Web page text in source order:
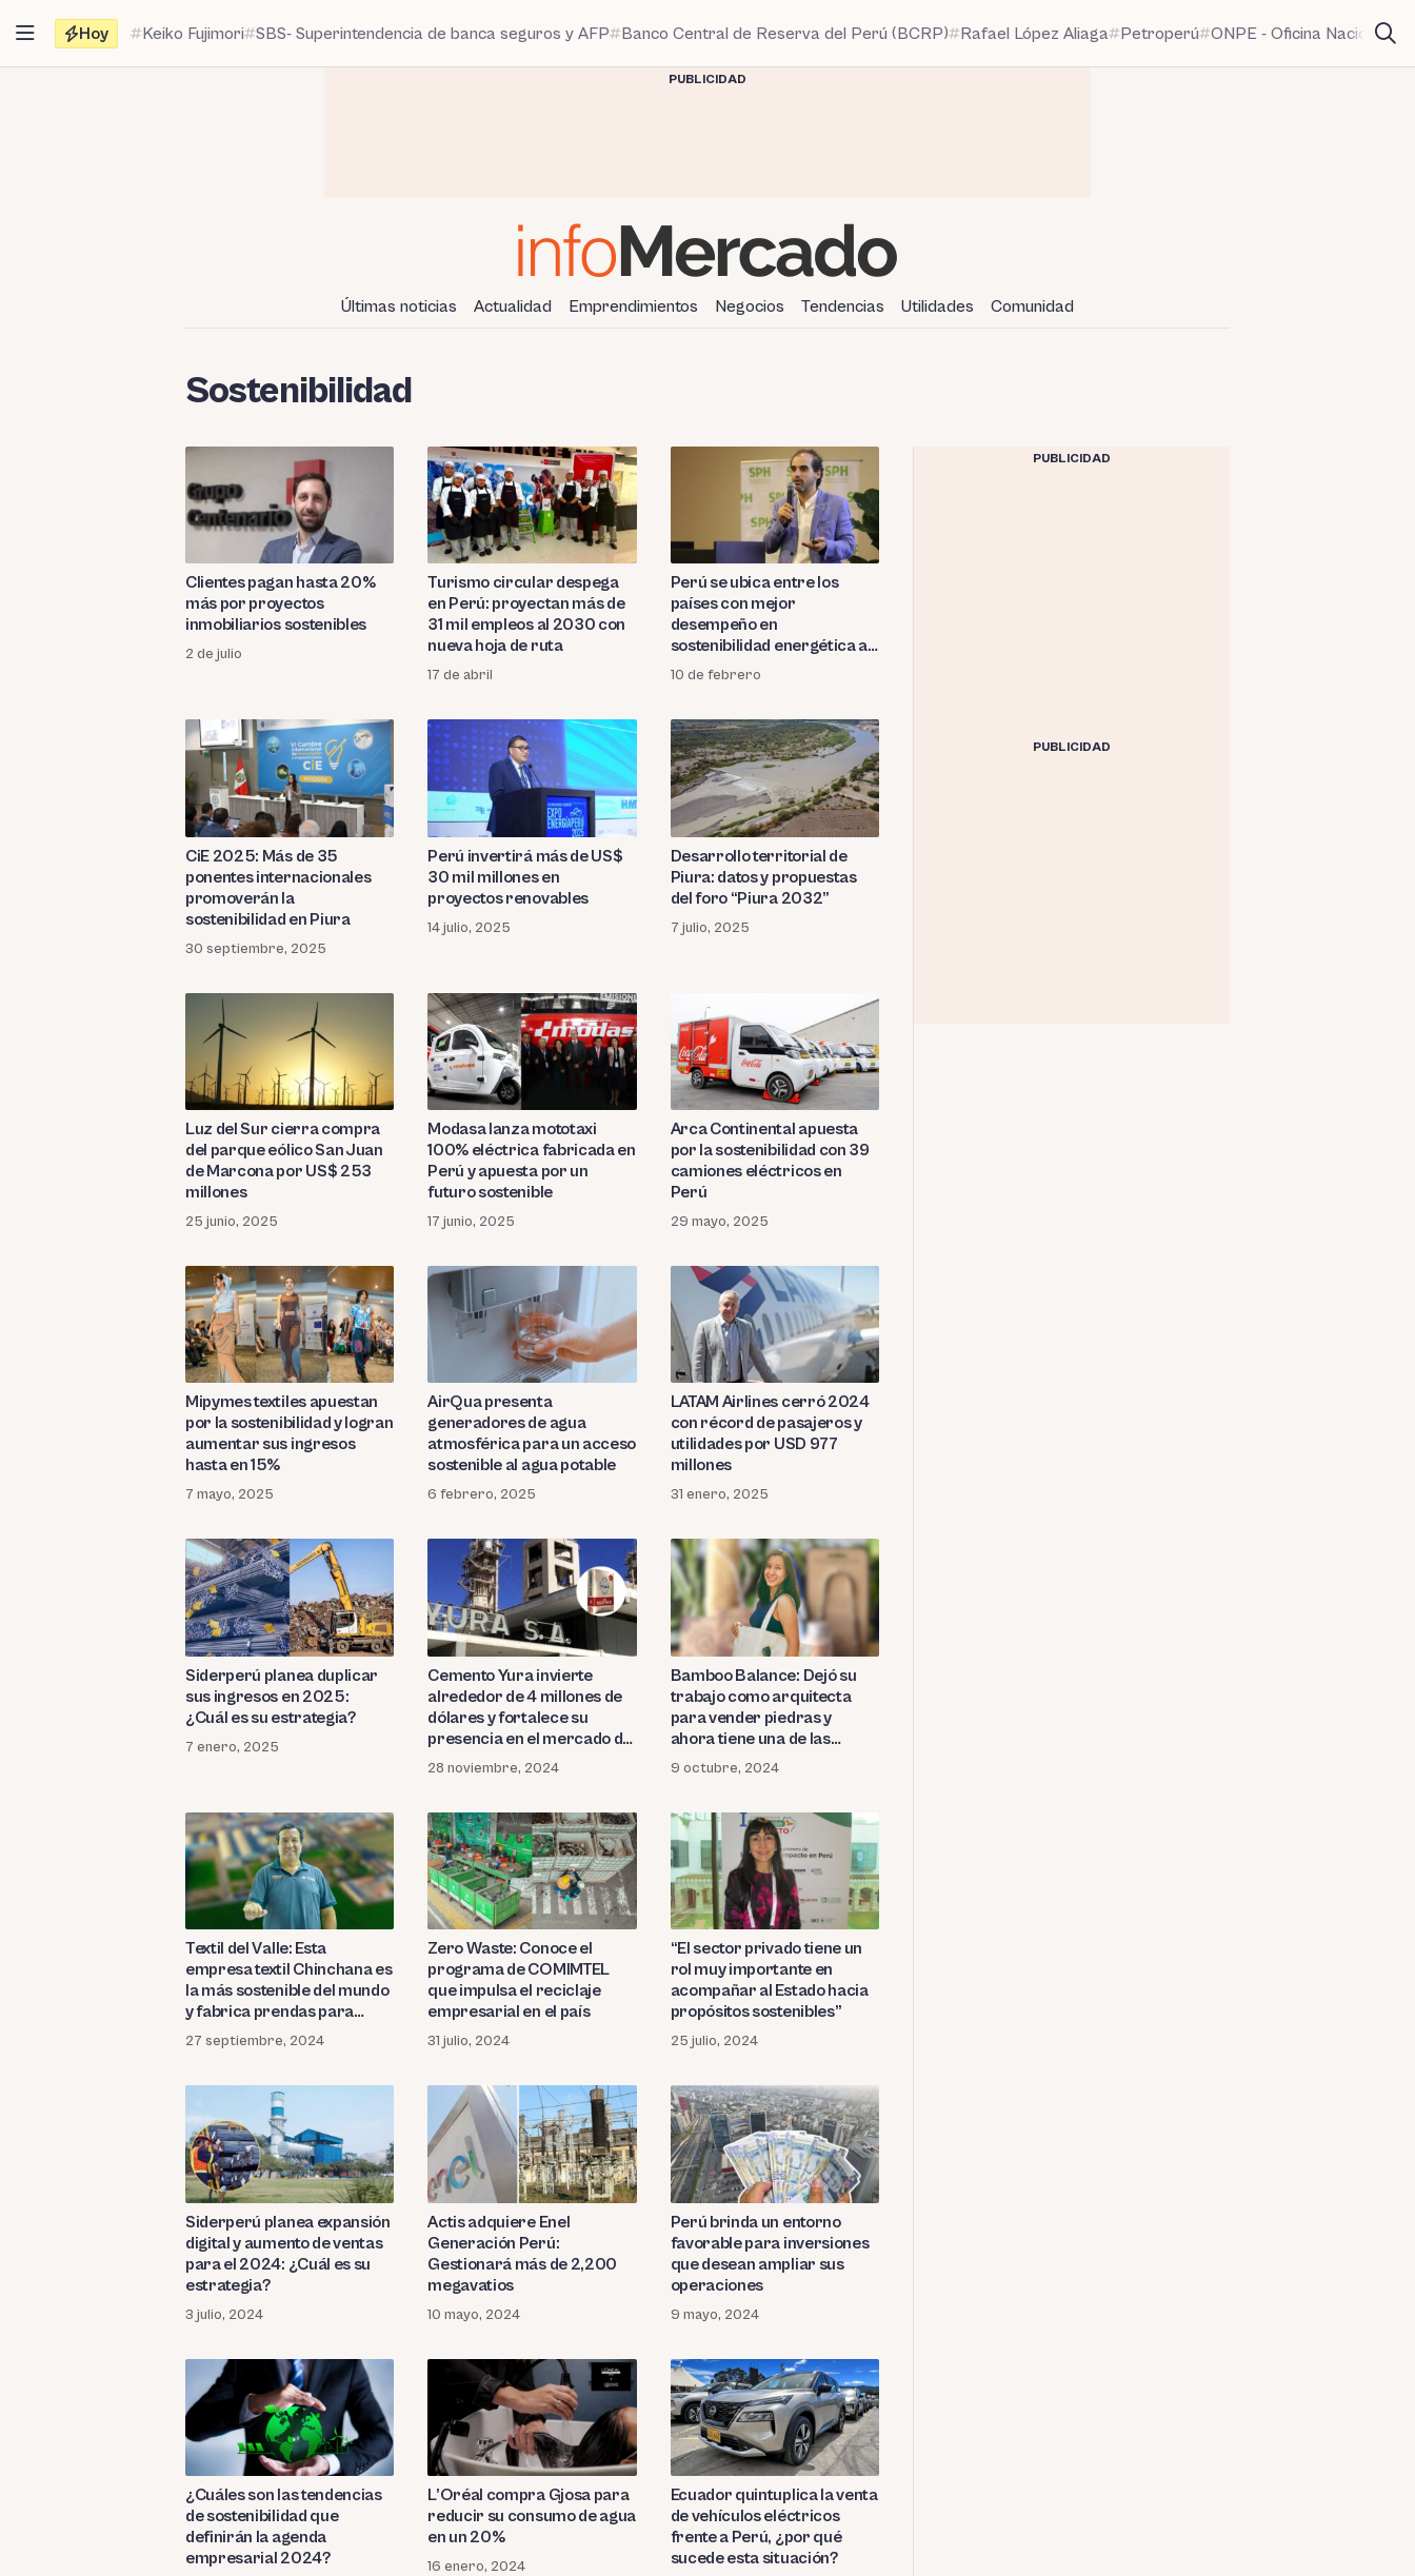
contenido
Hoy Keiko Fujimori SBS- Superintendencia de banca seguros y AFP Banco Central de Reserva del Perú (BCRP) Rafael López Aliaga Petroperú ONPE - Oficina Nacional
PUBLICIDAD
Últimas noticias Actualidad Emprendimientos Negocios Tendencias Utilidades Comunidad
Sostenibilidad
Clientes pagan hasta 20%
más por proyectos
inmobiliarios sostenibles
2 de julio
Turismo circular despega
en Perú: proyectan más de
31 mil empleos al 2030 con
nueva hoja de ruta
17 de abril
Perú se ubica entre los
países con mejor
desempeño en
sostenibilidad energética a
nivel global
10 de febrero
CiE 2025: Más de 35
ponentes internacionales
promoverán la
sostenibilidad en Piura
30 septiembre, 2025
Perú invertirá más de US$
30 mil millones en
proyectos renovables
14 julio, 2025
Desarrollo territorial de
Piura: datos y propuestas
del foro “Piura 2032”
7 julio, 2025
Luz del Sur cierra compra
del parque eólico San Juan
de Marcona por US$ 253
millones
25 junio, 2025
Modasa lanza mototaxi
100% eléctrica fabricada en
Perú y apuesta por un
futuro sostenible
17 junio, 2025
Arca Continental apuesta
por la sostenibilidad con 39
camiones eléctricos en
Perú
29 mayo, 2025
Mipymes textiles apuestan
por la sostenibilidad y logran
aumentar sus ingresos
hasta en 15%
7 mayo, 2025
AirQua presenta
generadores de agua
atmosférica para un acceso
sostenible al agua potable
6 febrero, 2025
LATAM Airlines cerró 2024
con récord de pasajeros y
utilidades por USD 977
millones
31 enero, 2025
Siderperú planea duplicar
sus ingresos en 2025:
¿Cuál es su estrategia?
7 enero, 2025
Cemento Yura invierte
alrededor de 4 millones de
dólares y fortalece su
presencia en el mercado de
Ica
28 noviembre, 2024
Bamboo Balance: Dejó su
trabajo como arquitecta
para vender piedras y
ahora tiene una de las
empresas con mayor
impacto social en el Perú
9 octubre, 2024
Textil del Valle: Esta
empresa textil Chinchana es
la más sostenible del mundo
y fabrica prendas para
Ralph Lauren, Patagonia,
Lacoste y Lululemon
27 septiembre, 2024
Zero Waste: Conoce el
programa de COMIMTEL
que impulsa el reciclaje
empresarial en el país
31 julio, 2024
“El sector privado tiene un
rol muy importante en
acompañar al Estado hacia
propósitos sostenibles”
25 julio, 2024
Siderperú planea expansión
digital y aumento de ventas
para el 2024: ¿Cuál es su
estrategia?
3 julio, 2024
Actis adquiere Enel
Generación Perú:
Gestionará más de 2,200
megavatios
10 mayo, 2024
Perú brinda un entorno
favorable para inversiones
que desean ampliar sus
operaciones
9 mayo, 2024
¿Cuáles son las tendencias
de sostenibilidad que
definirán la agenda
empresarial 2024?
L’Oréal compra Gjosa para
reducir su consumo de agua
en un 20%
16 enero, 2024
Ecuador quintuplica la venta
de vehículos eléctricos
frente a Perú, ¿por qué
sucede esta situación?
PUBLICIDAD
PUBLICIDAD